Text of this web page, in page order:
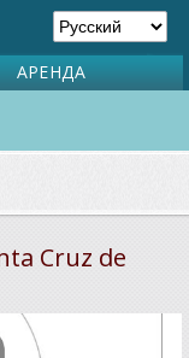
АРЕНДА
Cruz de